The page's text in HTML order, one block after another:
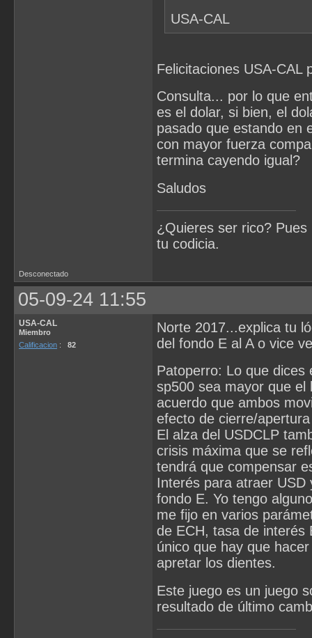
USA-CAL
Felicitaciones USA-CAL
Consulta... por lo que
es el dolar, si bien, el
pasado que estando en
con mayor fuerza
termina cayendo igual?
Saludos
¿Quieres ser rico?
tu codicia.
Desconectado
05-09-24 11:55
USA-CAL
Miembro
Calificacion : 82
Norte 2017...explica tu
del fondo E al A o vice
Patoperro: Lo que
sp500 sea mayor que el
acuerdo que ambos
efecto de cierre/
El alza del USDCLP
crisis máxima que se
tendrá que compensar
Interés para atraer USD
fondo E. Yo tengo
me fijo en varios
de ECH, tasa de interés
único que hay que
apretar los dientes.
Este juego es un juego
resultado de último